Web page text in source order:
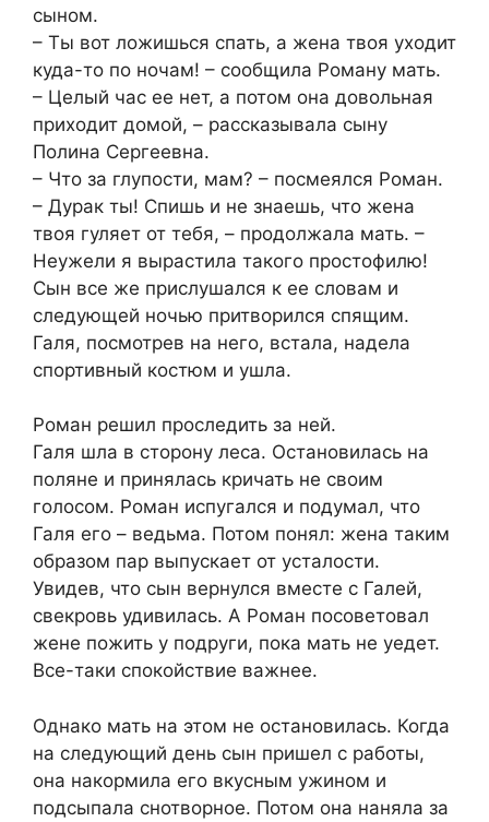
сыном.
– Ты вот ложишься спать, а жена твоя уходит
куда-то по ночам! – сообщила Роману мать.
– Целый час ее нет, а потом она довольная
приходит домой, – рассказывала сыну
Полина Сергеевна.
– Что за глупости, мам? – посмеялся Роман.
– Дурак ты! Спишь и не знаешь, что жена
твоя гуляет от тебя, – продолжала мать. –
Неужели я вырастила такого простофилю!
Сын все же прислушался к ее словам и
следующей ночью притворился спящим.
Галя, посмотрев на него, встала, надела
спортивный костюм и ушла.
Роман решил проследить за ней.
Галя шла в сторону леса. Остановилась на
поляне и принялась кричать не своим
голосом. Роман испугался и подумал, что
Галя его – ведьма. Потом понял: жена таким
образом пар выпускает от усталости.
Увидев, что сын вернулся вместе с Галей,
свекровь удивилась. А Роман посоветовал
жене пожить у подруги, пока мать не уедет.
Все-таки спокойствие важнее.
Однако мать на этом не остановилась. Когда
на следующий день сын пришел с работы,
она накормила его вкусным ужином и
подсыпала снотворное. Потом она наняла за